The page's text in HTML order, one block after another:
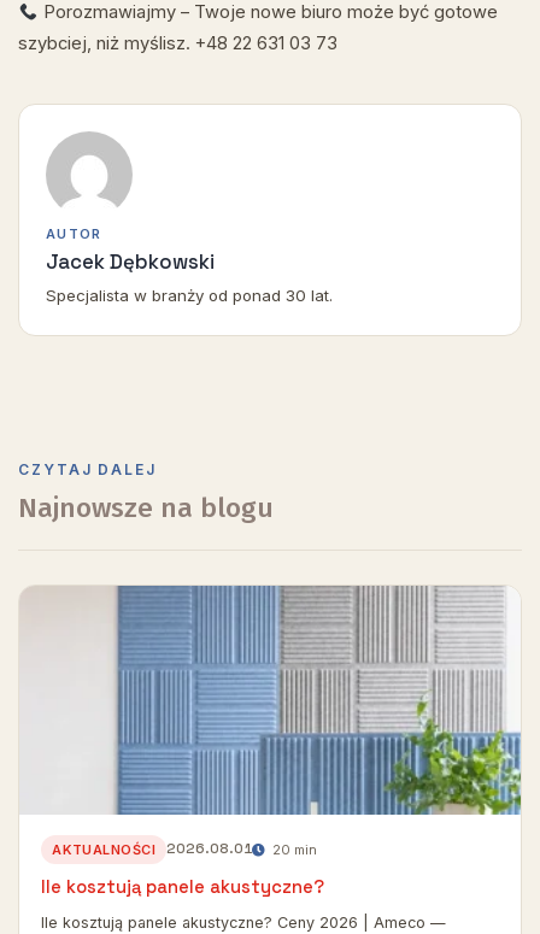
Porozmawiajmy – Twoje nowe biuro może być gotowe
szybciej, niż myślisz. +48 22 631 03 73
AUTOR
Jacek Dębkowski
Specjalista w branży od ponad 30 lat.
CZYTAJ DALEJ
Najnowsze na blogu
AKTUALNOŚCI 2026.08.01 20 min
Ile kosztują panele akustyczne?
Ile kosztują panele akustyczne? Ceny 2026 | Ameco —